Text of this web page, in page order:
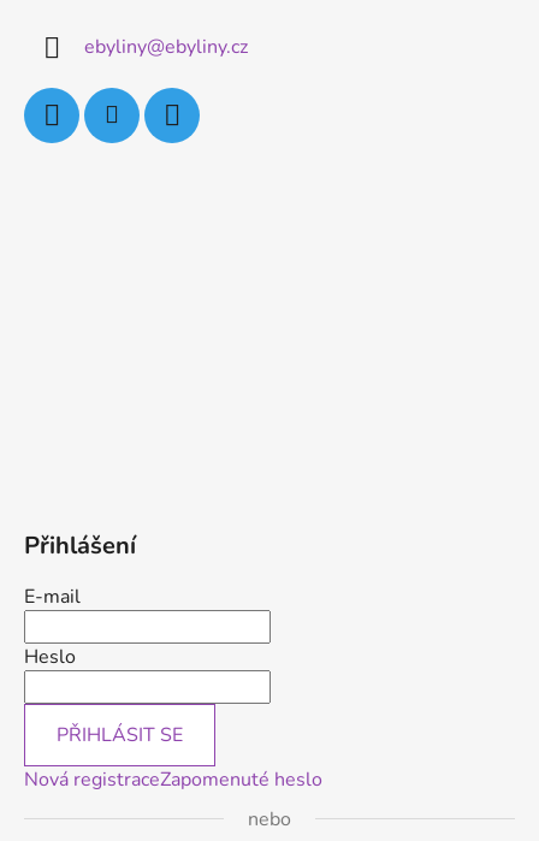
ebyliny@ebyliny.cz
Přihlášení
E-mail
Heslo
PŘIHLÁSIT SE
Nová registraceZapomenuté heslo
nebo